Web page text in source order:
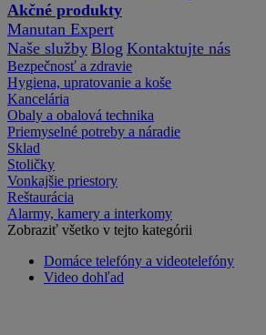
Akčné produkty
Manutan Expert
Naše služby Blog Kontaktujte nás
Bezpečnosť a zdravie
Hygiena, upratovanie a koše
Kancelária
Obaly a obalová technika
Priemyselné potreby a náradie
Sklad
Stoličky
Vonkajšie priestory
Reštaurácia
Alarmy, kamery a interkomy
Zobraziť všetko v tejto kategórii
Domáce telefóny a videotelefóny
Video dohľad